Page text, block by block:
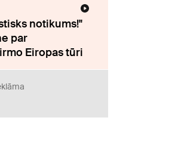
notikums!"
par
Eiropas tūri